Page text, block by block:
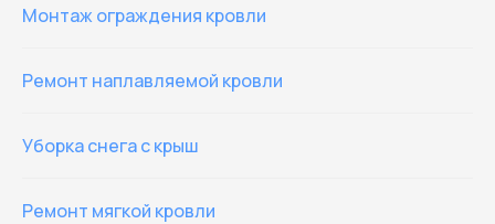
Монтаж ограждения кровли
Ремонт наплавляемой кровли
Уборка снега с крыш
Ремонт мягкой кровли